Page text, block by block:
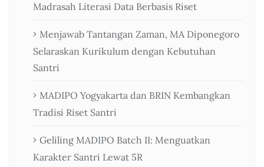
Madrasah Literasi Data Berbasis Riset
Menjawab Tantangan Zaman, MA Diponegoro
Selaraskan Kurikulum dengan Kebutuhan
Santri
MADIPO Yogyakarta dan BRIN Kembangkan
Tradisi Riset Santri
Geliling MADIPO Batch II: Menguatkan
Karakter Santri Lewat 5R